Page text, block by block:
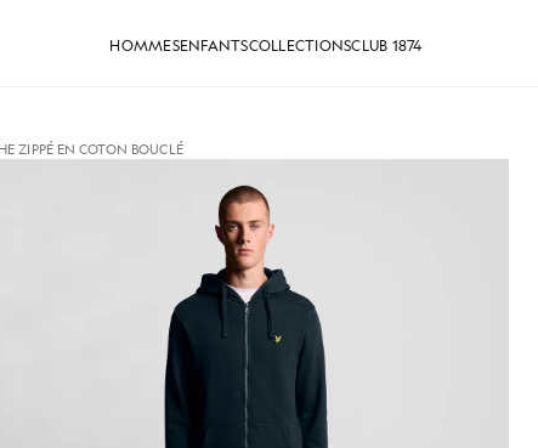
HOMMESENFANTSCOLLECTIONSCLUB 1874
ZIPPÉ EN COTON BOUCLÉ